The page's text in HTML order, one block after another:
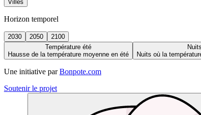
Villes
Horizon temporel
2030 2050
2100
Température été
Hausse de la température moyenne en été
Nuits où la
Une initiative par Bonpote.com
Soutenir le projet